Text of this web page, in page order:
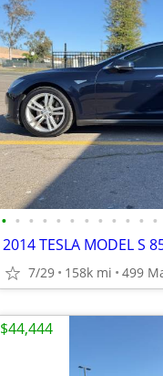
• • • • • • • • • • • •
2014 TESLA MODEL S
7/29 158k mi 499
$44,444